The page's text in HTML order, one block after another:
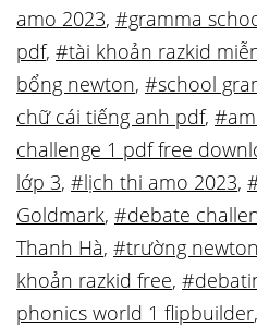
amo 2023, #gramma
pdf, #tài khoản razkid
bổng newton, #school
chữ cái tiếng anh pdf,
challenge 1 pdf free
lớp 3, #lịch thi amo 2023,
Goldmark, #debate
Thanh Hà, #trường newton
khoản razkid free,
phonics world 1 flipbuilder,